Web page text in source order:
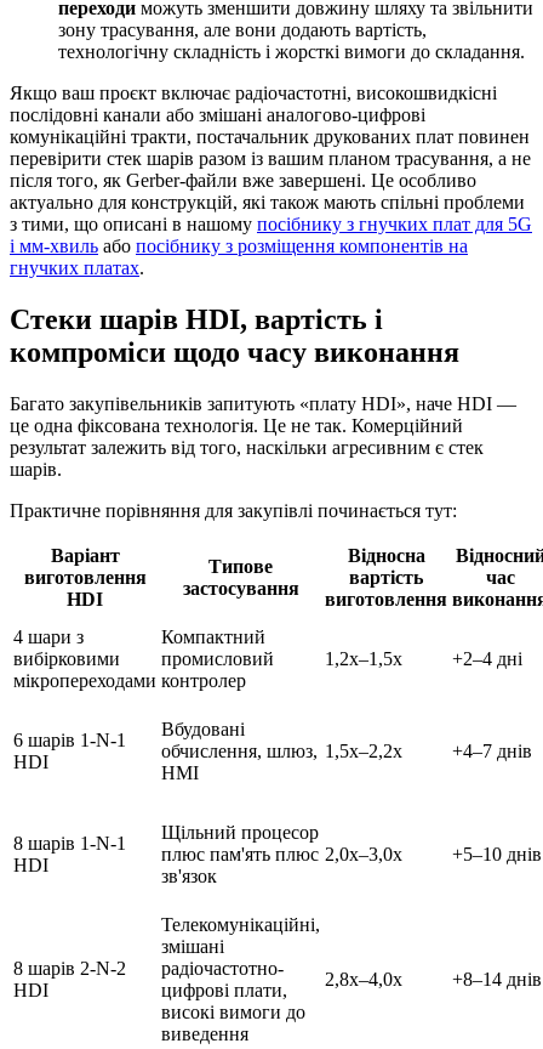
переходи можуть зменшити довжину шляху та звільнити
зону трасування, але вони додають вартість,
технологічну складність і жорсткі вимоги до складання.
Якщо ваш проєкт включає радіочастотні, високошвидкісні
послідовні канали або змішані аналогово-цифрові
комунікаційні тракти, постачальник друкованих плат повинен
перевірити стек шарів разом із вашим планом трасування, а не
після того, як Gerber-файли вже завершені. Це особливо
актуально для конструкцій, які також мають спільні проблеми
з тими, що описані в нашому посібнику з гнучких плат для 5G
і мм-хвиль або посібнику з розміщення компонентів на
гнучких платах.
Стеки шарів HDI, вартість і
компроміси щодо часу виконання
Багато закупівельників запитують «плату HDI», наче HDI —
це одна фіксована технологія. Це не так. Комерційний
результат залежить від того, наскільки агресивним є стек
шарів.
Практичне порівняння для закупівлі починається тут:
Варіант
виготовлення
HDI
Типове
застосування
Відносна
вартість
виготовлення
час
4 шари з
вибірковими
мікропереходами
Компактний
промисловий
контролер
1,2x–1,5x +2–4 дні
6 шарів 1-N-1
HDI
Вбудовані
обчислення, шлюз,
HMI
1,5x–2,2x +4–7 днів
8 шарів 1-N-1
HDI
Щільний процесор
плюс пам'ять плюс
зв'язок
2,0x–3,0x +5–10 днів
8 шарів 2-N-2
HDI
Телекомунікаційні,
змішані
радіочастотно-
цифрові плати,
високі вимоги до
виведення
2,8x–4,0x +8–14 днів